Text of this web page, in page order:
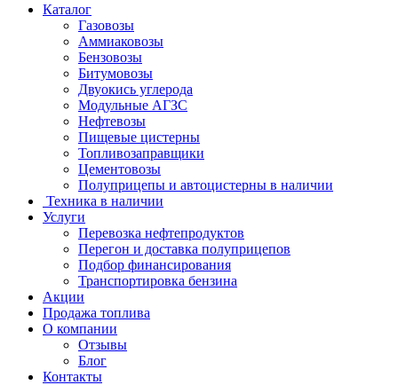
Каталог
Газовозы
Аммиаковозы
Бензовозы
Битумовозы
Двуокись углерода
Модульные АГЗС
Нефтевозы
Пищевые цистерны
Топливозаправщики
Цементовозы
Полуприцепы и автоцистерны в наличии
Техника в наличии
Услуги
Перевозка нефтепродуктов
Перегон и доставка полуприцепов
Подбор финансирования
Транспортировка бензина
Акции
Продажа топлива
О компании
Отзывы
Блог
Контакты